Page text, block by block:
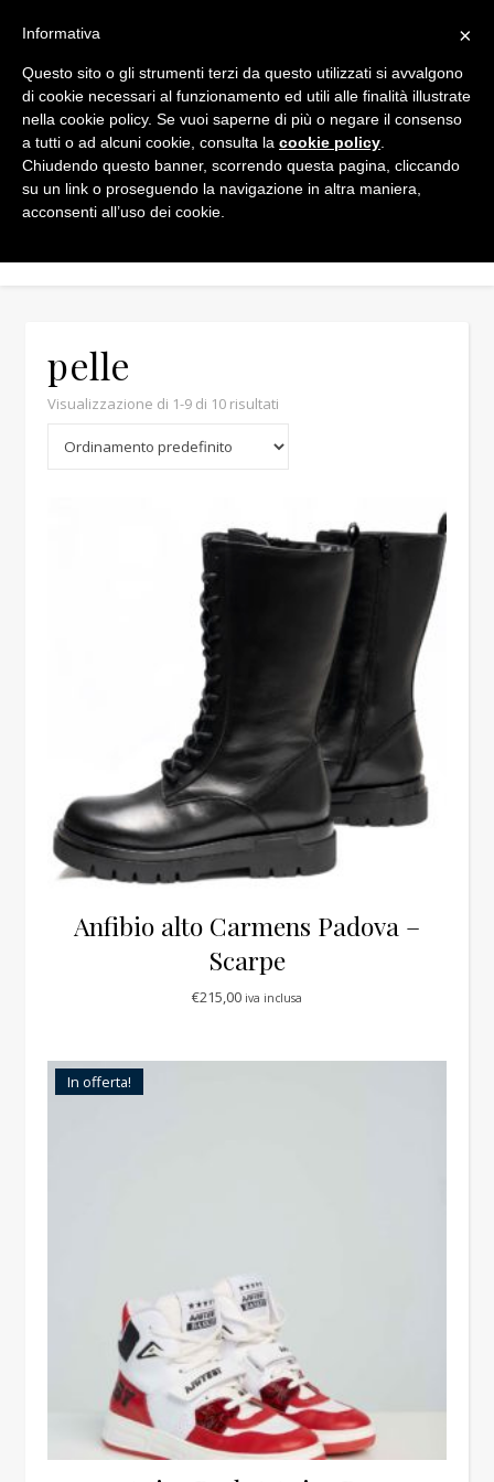
pelle
Visualizzazione di 1-9 di 10 risultati
Anfibio alto Carmens Padova –
Scarpe
€215,00 iva inclusa
In offerta!
×
Informativa
Questo sito o gli strumenti terzi da questo utilizzati si avvalgono
di cookie necessari al funzionamento ed utili alle finalità illustrate
nella cookie policy. Se vuoi saperne di più o negare il consenso
a tutti o ad alcuni cookie, consulta la cookie policy
Chiudendo questo banner, scorrendo questa pagina, cliccando
su un link o proseguendo la navigazione in altra maniera,
acconsenti all’uso dei cookie.